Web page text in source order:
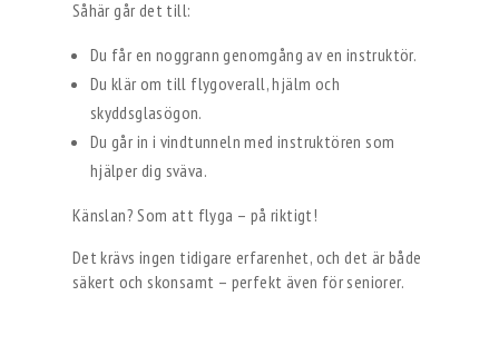
Såhär går det till:
Du får en noggrann genomgång av en instruktör.
Du klär om till flygoverall, hjälm och
skyddsglasögon.
Du går in i vindtunneln med instruktören som
hjälper dig sväva.
Känslan? Som att flyga – på riktigt!
Det krävs ingen tidigare erfarenhet, och det är både
säkert och skonsamt – perfekt även för seniorer.